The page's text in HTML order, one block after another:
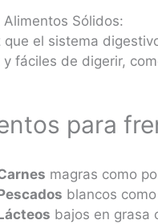
Alimentos Sólidos:
que el sistema
y fáciles de digerir,
para
magras como
blancos
bajos en grasa